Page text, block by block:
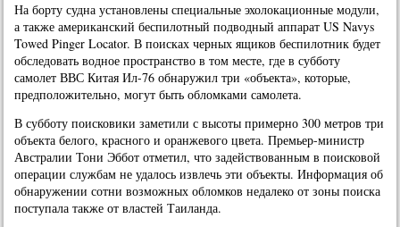
На борту судна установлены специальные эхолокационные модули,
а также американский беспилотный подводный аппарат US Navys
Towed Pinger Locator. В поисках черных ящиков беспилотник будет
обследовать водное пространство в том месте, где в субботу
самолет ВВС Китая Ил-76 обнаружил три «объекта», которые,
предположительно, могут быть обломками самолета.
В субботу поисковики заметили с высоты примерно 300 метров три
объекта белого, красного и оранжевого цвета. Премьер-министр
Австралии Тони Эббот отметил, что задействованным в поисковой
операции службам не удалось извлечь эти объекты. Информация об
обнаружении сотни возможных обломков недалеко от зоны поиска
поступала также от властей Таиланда.